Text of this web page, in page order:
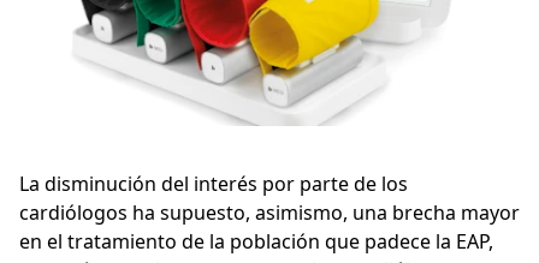
La disminución del interés por parte de los
cardiólogos ha supuesto, asimismo, una brecha mayor
en el tratamiento de la población que padece la EAP,